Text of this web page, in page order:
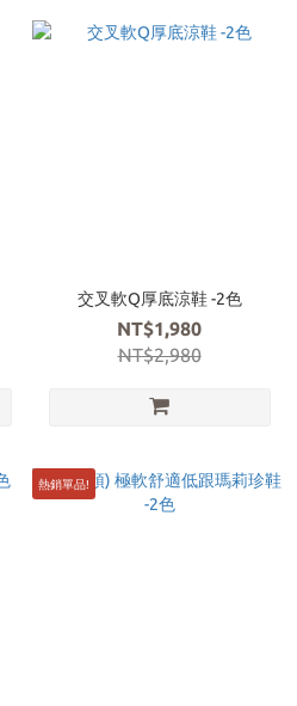
交叉軟Q厚底涼鞋 -2色
NT$1,980
NT$2,980
熱銷單品!